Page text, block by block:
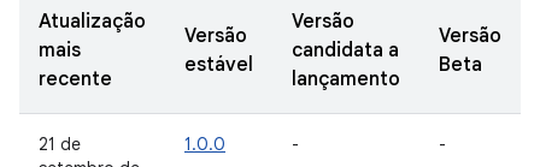
Atualização
mais
recente
Versão
estável
Versão
candidata a
lançamento
Versão
Beta
21 de
1.0.0 - -